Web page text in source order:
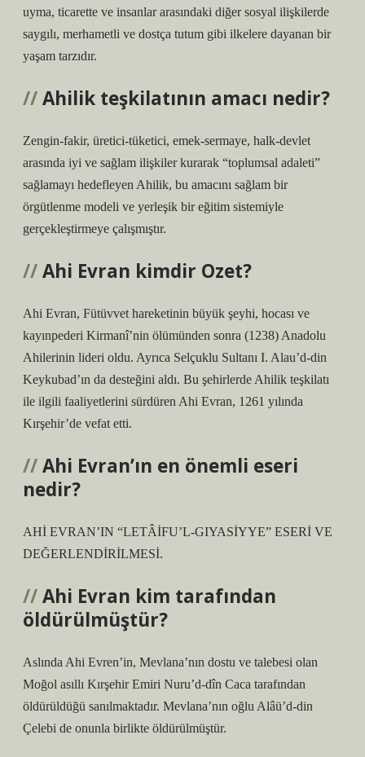
uyma, ticarette ve insanlar arasındaki diğer sosyal ilişkilerde
saygılı, merhametli ve dostça tutum gibi ilkelere dayanan bir
yaşam tarzıdır.
Ahilik teşkilatının amacı nedir?
Zengin-fakir, üretici-tüketici, emek-sermaye, halk-devlet
arasında iyi ve sağlam ilişkiler kurarak “toplumsal adaleti”
sağlamayı hedefleyen Ahilik, bu amacını sağlam bir
örgütlenme modeli ve yerleşik bir eğitim sistemiyle
gerçekleştirmeye çalışmıştır.
Ahi Evran kimdir Ozet?
Ahi Evran, Fütüvvet hareketinin büyük şeyhi, hocası ve
kayınpederi Kirmanî’nin ölümünden sonra (1238) Anadolu
Ahilerinin lideri oldu. Ayrıca Selçuklu Sultanı I. Alau’d-din
Keykubad’ın da desteğini aldı. Bu şehirlerde Ahilik teşkilatı
ile ilgili faaliyetlerini sürdüren Ahi Evran, 1261 yılında
Kırşehir’de vefat etti.
Ahi Evran’ın en önemli eseri
nedir?
AHİ EVRAN’IN “LETÂİFU’L-GIYASİYYE” ESERİ VE
DEĞERLENDİRİLMESİ.
Ahi Evran kim tarafından
öldürülmüştür?
Aslında Ahi Evren’in, Mevlana’nın dostu ve talebesi olan
Moğol asıllı Kırşehir Emiri Nuru’d-dîn Caca tarafından
öldürüldüğü sanılmaktadır. Mevlana’nın oğlu Alâü’d-din
Çelebi de onunla birlikte öldürülmüştür.